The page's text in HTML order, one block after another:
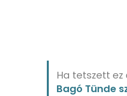
Ha tetszett ez
Bagó Tünde